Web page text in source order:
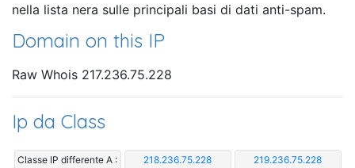
nella lista nera sulle principali basi di dati anti-spam.
Domain on this IP
Raw Whois 217.236.75.228
Ip da Class
Classe IP differente A : 218.236.75.228 219.236.75.228